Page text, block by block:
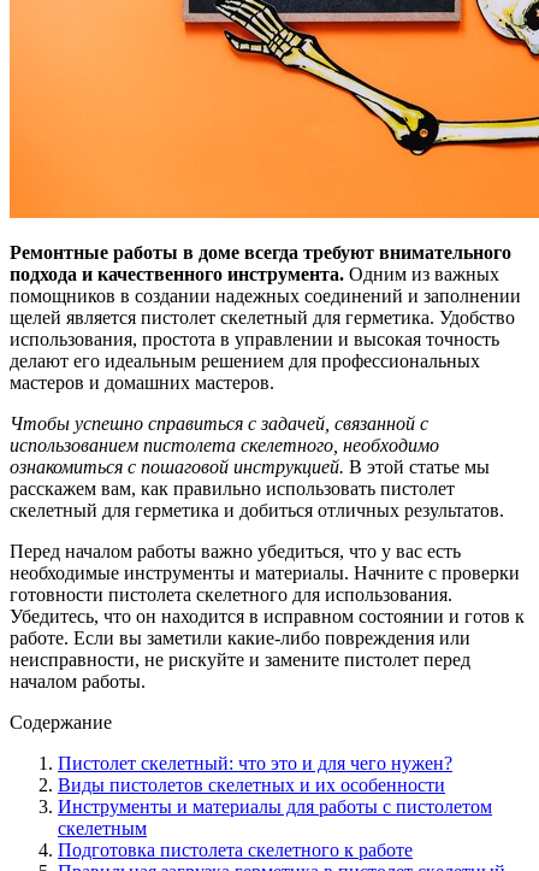
Ремонтные работы в доме всегда требуют внимательного
подхода и качественного инструмента. Одним из важных
помощников в создании надежных соединений и заполнении
щелей является пистолет скелетный для герметика. Удобство
использования, простота в управлении и высокая точность
делают его идеальным решением для профессиональных
мастеров и домашних мастеров.
Чтобы успешно справиться с задачей, связанной с
использованием пистолета скелетного, необходимо
ознакомиться с пошаговой инструкцией. В этой статье мы
расскажем вам, как правильно использовать пистолет
скелетный для герметика и добиться отличных результатов.
Перед началом работы важно убедиться, что у вас есть
необходимые инструменты и материалы. Начните с проверки
готовности пистолета скелетного для использования.
Убедитесь, что он находится в исправном состоянии и готов к
работе. Если вы заметили какие-либо повреждения или
неисправности, не рискуйте и замените пистолет перед
началом работы.
Содержание
Пистолет скелетный: что это и для чего нужен?
Виды пистолетов скелетных и их особенности
Инструменты и материалы для работы с пистолетом
скелетным
Подготовка пистолета скелетного к работе